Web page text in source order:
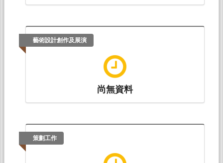
藝術設計創作及展演
尚無資料
策劃工作